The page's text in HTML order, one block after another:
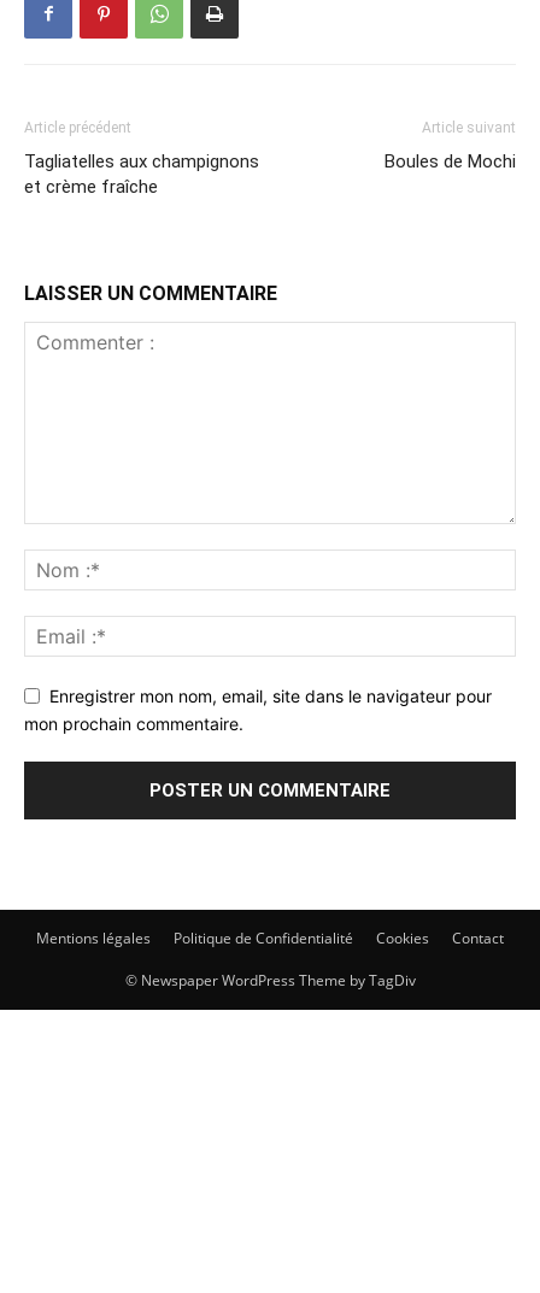
Article précédent
Tagliatelles aux champignons
et crème fraîche
Article suivant
Boules de Mochi
LAISSER UN COMMENTAIRE
Enregistrer mon nom, email, site dans le navigateur pour
mon prochain commentaire.
Mentions légales Politique de Confidentialité Cookies Contact
© Newspaper WordPress Theme by TagDiv